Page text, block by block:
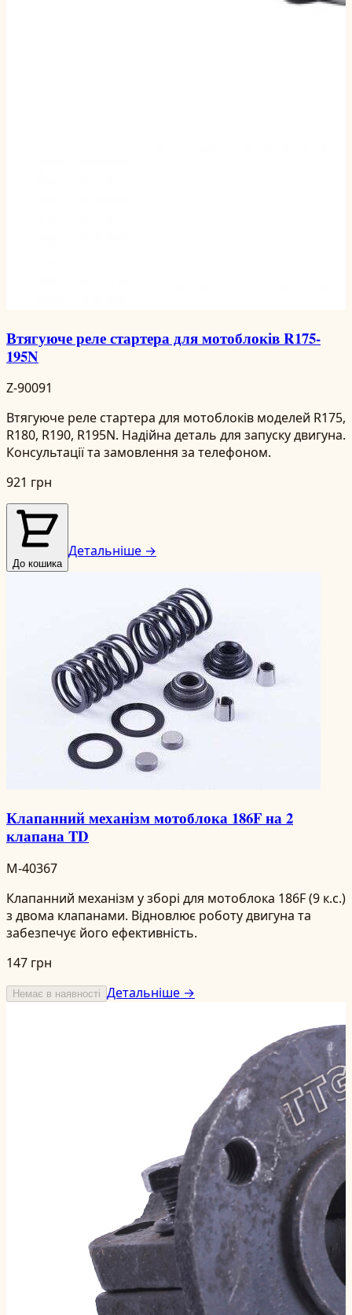
Втягуюче реле стартера для мотоблоків R175-
195N
Z-90091
Втягуюче реле стартера для мотоблоків моделей R175,
R180, R190, R195N. Надійна деталь для запуску двигуна.
Консультації та замовлення за телефоном.
921 грн
До кошика
Детальніше →
Клапанний механізм мотоблока 186F на 2
клапана TD
M-40367
Клапанний механізм у зборі для мотоблока 186F (9 к.с.)
з двома клапанами. Відновлює роботу двигуна та
забезпечує його ефективність.
147 грн
Немає в наявності Детальніше →